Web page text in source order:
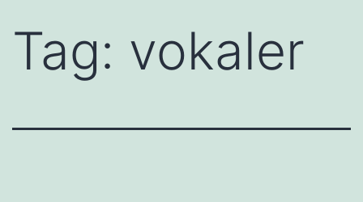
Tag: vokaler